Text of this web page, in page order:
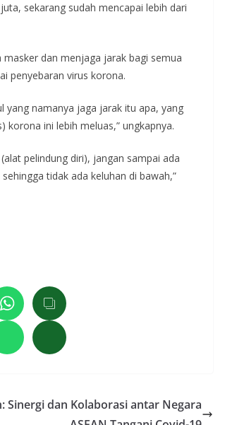
sekarang sudah mencapai lebih dari
dan menjaga jarak bagi semua
penyebaran virus korona.
yang namanya jaga jarak itu apa, yang
korona ini lebih meluas,” ungkapnya.
pelindung diri), jangan sampai ada
tidak ada keluhan di bawah,”
Sinergi dan Kolaborasi antar Negara